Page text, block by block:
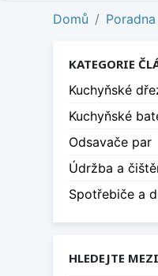
Domů Poradna
KATEGORIE
Kuchyňské
Kuchyňské
Odsavače par
Údržba a
Spotřebiče a
HLEDEJTE